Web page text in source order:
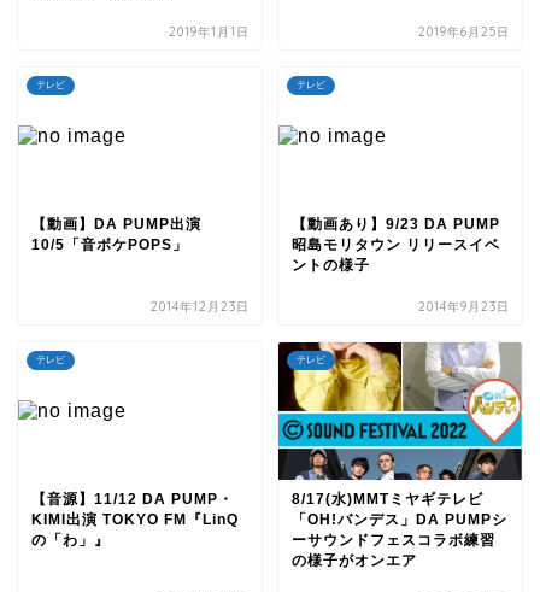
2019年1月1日 2019年6月25日
テレビ
【動画】DA PUMP出演
10/5「音ボケPOPS」
2014年12月23日
テレビ
【動画あり】9/23 DA PUMP
昭島モリタウン リリースイベ
ントの様子
2014年9月23日
テレビ
【音源】11/12 DA PUMP・
KIMI出演 TOKYO FM『LinQ
の「わ」』
テレビ
8/17(水)MMTミヤギテレビ
「OH!バンデス」DA PUMPシ
ーサウンドフェスコラボ練習
の様子がオンエア